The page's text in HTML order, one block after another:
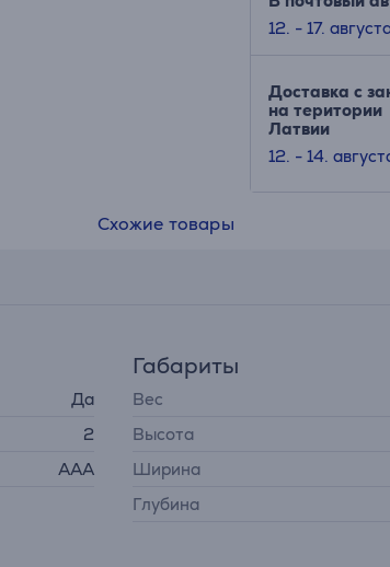
12. - 17.
Доставка с
на територии
Латвии
12. - 14.
Схожие товары
Да
2
AAA
Габариты
Вес
Высота
Ширина
Глубина